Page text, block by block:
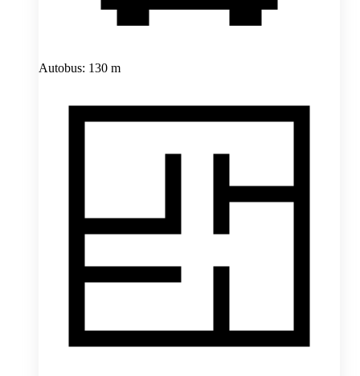
Autobus: 130 m